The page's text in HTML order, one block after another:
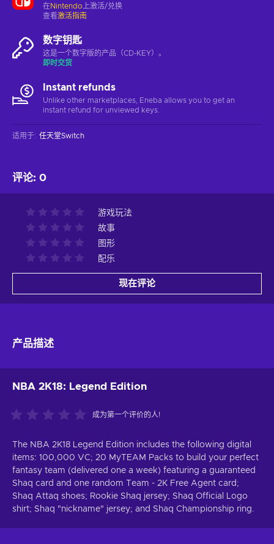
在Nintendo 上激活/兑换
查看激活指南
数字钥匙
这是一个数字版的产品（CD-KEY）。
即时交货
Instant refunds
Unlike other marketplaces, Eneba allows you to get an
instant refund for unviewed keys.
适用于: 任天堂Switch
评论: 0
游戏玩法
故事
图形
配乐
现在评论
产品描述
NBA 2K18: Legend Edition
成为第一个评价的人!
The NBA 2K18 Legend Edition includes the following digital
items: 100,000 VC; 20 MyTEAM Packs to build your perfect
fantasy team (delivered one a week) featuring a guaranteed
Shaq card and one random Team - 2K Free Agent card;
Shaq Attaq shoes; Rookie Shaq jersey; Shaq Official Logo
shirt; Shaq "nickname" jersey; and Shaq Championship ring.